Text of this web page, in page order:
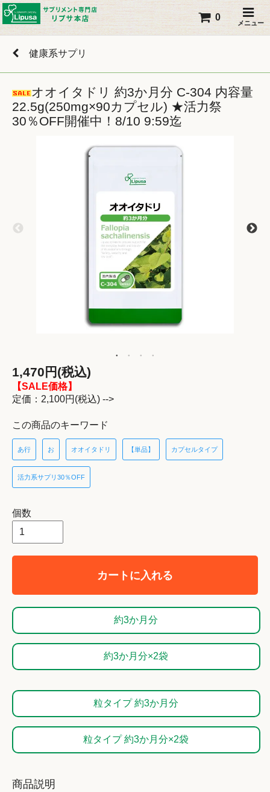
メニュー
0
健康系サプリ
オオイタドリ 約3か月分 C-304 内容量
22.5g(250mg×90カプセル) ★活力祭
30％OFF開催中！8/10 9:59迄
1,470円(税込)
【SALE価格】
定価：2,100円(税込) -->
この商品のキーワード
あ行 お オオイタドリ 【単品】 カプセルタイプ
活力系サプリ30％OFF
個数
カートに入れる
約3か月分
約3か月分×2袋
粒タイプ 約3か月分
粒タイプ 約3か月分×2袋
商品説明